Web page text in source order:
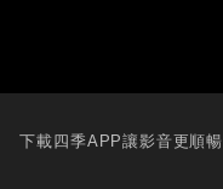
下載四季APP讓影音更順暢